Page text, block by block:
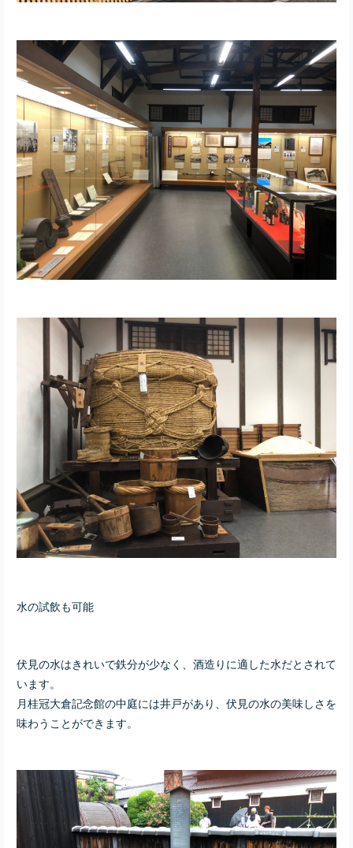
水の試飲も可能
伏見の水はきれいで鉄分が少なく、酒造りに適した水だとされて
います。
月桂冠大倉記念館の中庭には井戸があり、伏見の水の美味しさを
味わうことができます。